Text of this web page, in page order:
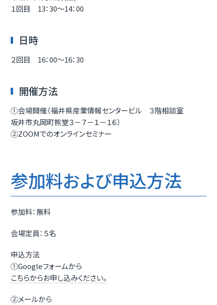
１回目 13：30～14：00
日時
２回目 16：00～16：30
開催方法
①会場開催（福井県産業情報センタービル ３階相談室
坂井市丸岡町熊堂３－７－１－１６）
②ZOOMでのオンラインセミナー
参加料および申込方法
参加料：無料
会場定員：５名
申込方法
①Googleフォームから
こちらからお申し込みください。
②メールから